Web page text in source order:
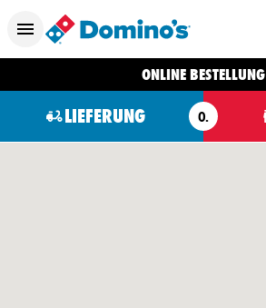
ONLINE BESTELLUNG
LIEFERUNG O.